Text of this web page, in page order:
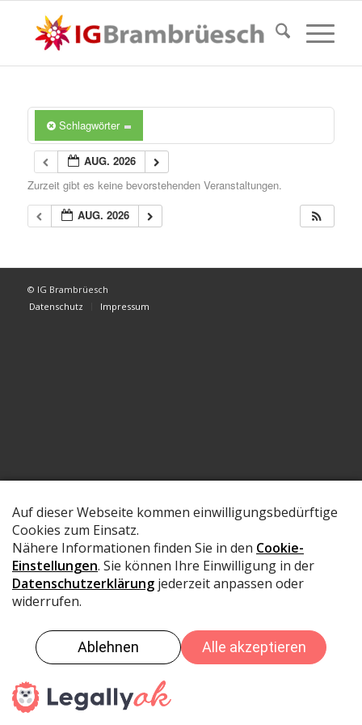
Schlagwörter
AUG. 2026
Zurzeit gibt es keine bevorstehenden Veranstaltungen.
AUG. 2026
© IG Brambrüesch
Datenschutz
Impressum